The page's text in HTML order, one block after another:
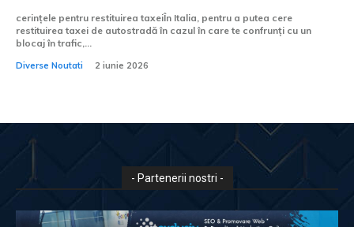
cerințele pentru restituirea taxeiÎn Italia, pentru a putea cere
restituirea taxei de autostradă în cazul în care te confrunți cu un
blocaj în trafic,...
Diverse Noutati 2 iunie 2026
- Partenerii nostri -